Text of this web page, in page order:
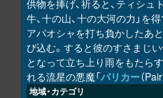
供物を捧げ、祈ると、ティシュ
牛、十の山、十の大河の力」を
アパオシャを打ち負かしたあ
び込む。すると彼のすさまじ
となって立ち上り雨をもたら
れる流星の悪魔「パリカー（
地域・カテゴリ